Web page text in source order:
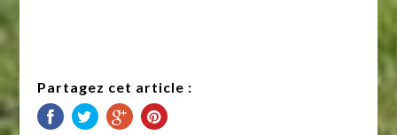
Partagez cet article :